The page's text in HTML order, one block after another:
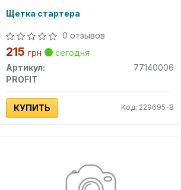
Щетка стартера
0 отзывов
215 грн
сегодня
Артикул:
77140006
PROFIT
КУПИТЬ Код: 229695-8